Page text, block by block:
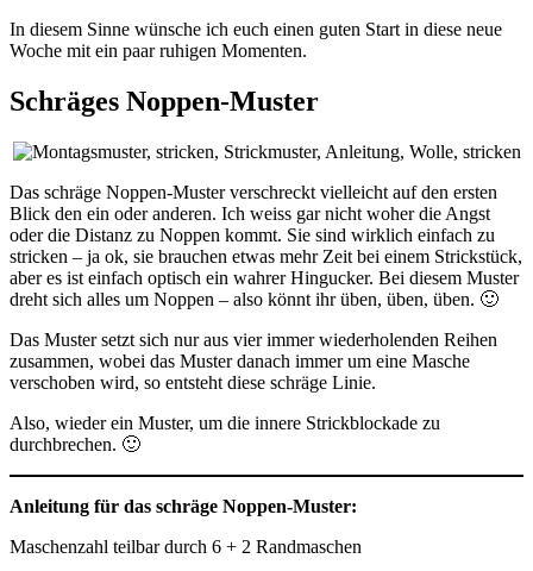
In diesem Sinne wünsche ich euch einen guten Start in diese neue
Woche mit ein paar ruhigen Momenten.
Schräges Noppen-Muster
Das schräge Noppen-Muster verschreckt vielleicht auf den ersten
Blick den ein oder anderen. Ich weiss gar nicht woher die Angst
oder die Distanz zu Noppen kommt. Sie sind wirklich einfach zu
stricken – ja ok, sie brauchen etwas mehr Zeit bei einem Strickstück,
aber es ist einfach optisch ein wahrer Hingucker. Bei diesem Muster
dreht sich alles um Noppen – also könnt ihr üben, üben, üben. 🙂
Das Muster setzt sich nur aus vier immer wiederholenden Reihen
zusammen, wobei das Muster danach immer um eine Masche
verschoben wird, so entsteht diese schräge Linie.
Also, wieder ein Muster, um die innere Strickblockade zu
durchbrechen. 🙂
Anleitung für das schräge Noppen-Muster:
Maschenzahl teilbar durch 6 + 2 Randmaschen